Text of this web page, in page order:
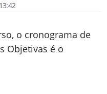
o cronograma de
Objetivas é o